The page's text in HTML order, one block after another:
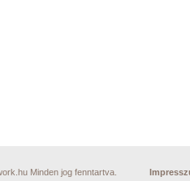
Minden jog fenntartva.